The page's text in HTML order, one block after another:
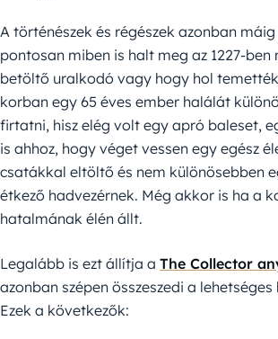
A történészek és régészek azonban
pontosan miben is halt meg az 1227-ben
betöltő uralkodó vagy hogy hol temették
korban egy 65 éves ember halálát
firtatni, hisz elég volt egy apró baleset,
is ahhoz, hogy véget vessen egy egész
csatákkal eltöltő és nem különösebben
étkező hadvezérnek. Még akkor is ha a
hatalmának élén állt.
Legalább is ezt állítja a The Collector
azonban szépen összeszedi a
Ezek a következők: